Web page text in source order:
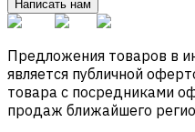
Написать нам
Предложения товаров в
является публичной
товара с посредниками
продаж ближайшего